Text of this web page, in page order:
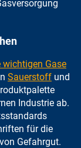
Gase
Sauerstoff und
Industrie ab.
für die
Gefahrgut.